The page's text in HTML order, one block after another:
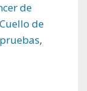
de
Cuello de
pruebas,